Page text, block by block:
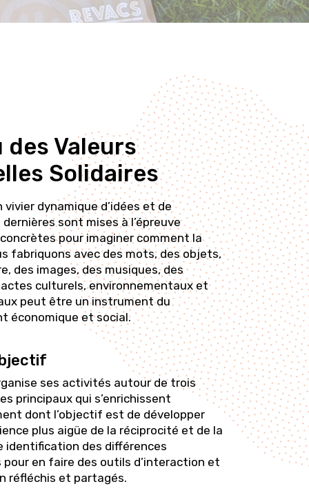
des Valeurs
Solidaires
vivier dynamique d’idées et de
sont mises à l’épreuve
pour imaginer comment la
fabriquons avec des mots, des objets,
des images, des musiques, des
culturels, environnementaux et
peut être un instrument du
économique et social.
ses activités autour de trois
principaux qui s’enrichissent
dont l’objectif est de développer
plus aigüe de la réciprocité et de la
identification des différences
en faire des outils d’interaction et
réfléchis et partagés.